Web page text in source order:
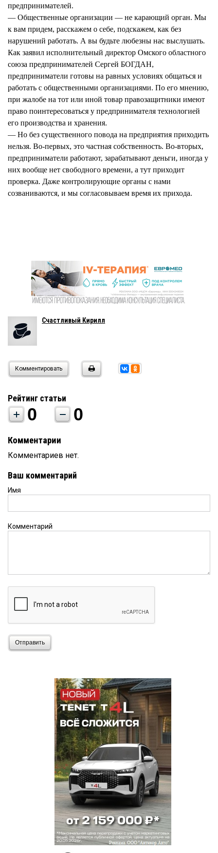
предпринимателей.
— Общественные организации — не карающий орган. Мы
к вам придем, расскажем о себе, подскажем, как без
нарушений работать. А вы будьте любезны нас выслушать.
Как заявил исполнительный директор Омского областного
союза предпринимателей Сергей БОГДАН,
предприниматели готовы на равных условиях общаться и
работать с общественными организациями. По его мнению,
при жалобе на тот или иной товар правозащитники имеют
право поинтересоваться у предпринимателя технологией
его производства и хранения.
— Но без существенного повода на предприятия приходить
нельзя. Во-первых, это частная собственность. Во-вторых,
предприниматели работают, зарабатывают деньги, иногда у
них вообще нет свободного времени, а тут приходит
проверка. Даже контролирующие органы с нами
созваниваются, и мы согласовываем время их прихода.
Счастливый Кирилл
Комментировать
Рейтинг статьи
0 0
Комментарии
Комментариев нет.
Ваш комментарий
Имя
Комментарий
Отправить